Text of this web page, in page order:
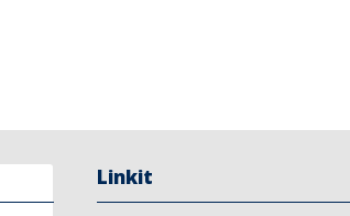
Linkit